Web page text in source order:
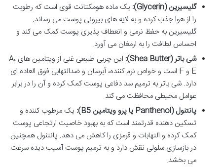
گلیسیرین (Glycerin):
یک ماده هومکتانت قوی است که رطوبت
را از هوا جذب کرده و به لایه های بیرونی پوست می رساند.
گلیسیرین به حفظ نرمی و انعطاف پذیری پوست کمک می کند و
احساس لطافت را به ارمغان می آورد.
شی باتر (Shea Butter):
این چربی طبیعی غنی از ویتامین های A،
E و F است و خواص نرم کننده، آبرسان و ضدالتهابی فوق العاده ای
دارد. شی باتر به ترمیم سد دفاعی پوست کمک کرده و آن را در برابر
عوامل محیطی محافظت می کند.
پانتنول (Panthenol یا پرو ویتامین B5):
یک مرطوب کننده و
تسکین دهنده قدرتمند است که به بهبود خاصیت ارتجاعی پوست
کمک کرده و التهابات و قرمزی را کاهش می دهد. پانتنول همچنین
در بازسازی سلولی نقش دارد و به ترمیم پوست آسیب دیده سرعت
می بخشد.